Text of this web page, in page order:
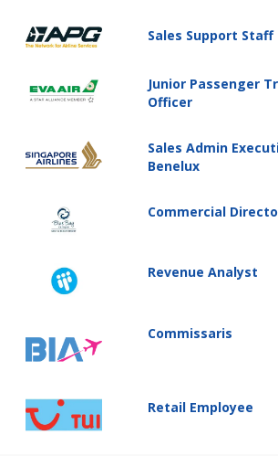
Sales Support Staff
Junior Passenger
Officer
Sales Admin
Benelux
Commercial
Revenue Analyst
Commissaris
Retail Employee